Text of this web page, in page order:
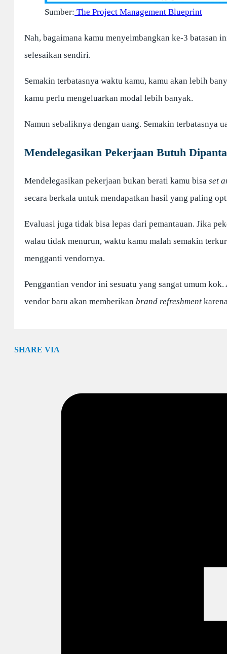
Sumber: The Project Management Blueprint
Nah, bagaimana kamu menyeimbangkan ke-3 batasan
selesaikan sendiri.
Semakin terbatasnya waktu kamu, kamu akan lebih
kamu perlu mengeluarkan modal lebih banyak.
Namun sebaliknya dengan uang. Semakin terbatasnya
Mendelegasikan Pekerjaan Butuh
Mendelegasikan pekerjaan bukan berati kamu bisa set
secara berkala untuk mendapatkan hasil yang paling
Evaluasi juga tidak bisa lepas dari pemantauan. Jika
walau tidak menurun, waktu kamu malah semakin
mengganti vendornya.
Penggantian vendor ini sesuatu yang sangat umum
vendor baru akan memberikan brand refreshment
SHARE VIA